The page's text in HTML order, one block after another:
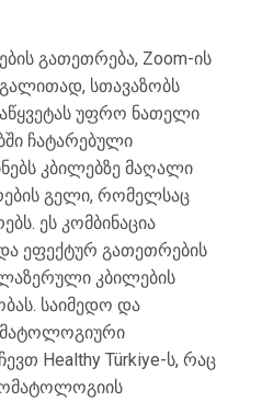
გათეთრება, Zoom-ის
სთავაზობს
უფრო ნათელი
ჩატარებული
კბილებზე მაღალი
გელი, რომელსაც
ეს კომბინაცია
ეფექტურ გათეთრების
კბილების
საიმედო და
Healthy Türkiye-ს, რაც